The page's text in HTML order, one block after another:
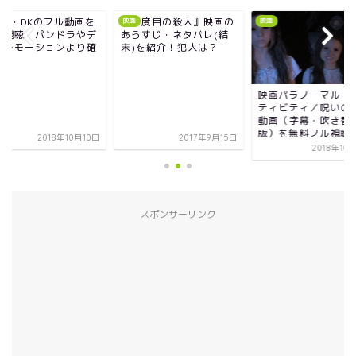
度目の殺人』映画の
すじ・ネタバレ(結
紹介！犯人は？
2017年9月15日
映画
版）を無料フル視聴！
2018年10月17日
映画
映画L・DKのフル動
無料視聴！パンドラ
イリーモーションよ
実！
2018年10
スポンサーリンク